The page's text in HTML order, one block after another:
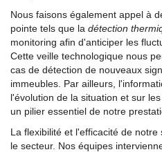
Nous faisons également appel à
pointe tels que la détection
monitoring afin d'anticiper les
Cette veille technologique nous
cas de détection de nouveaux
immeubles. Par ailleurs,
l'évolution de la situation et sur
un pilier essentiel de notre
La flexibilité et l'efficacité de
le secteur. Nos équipes